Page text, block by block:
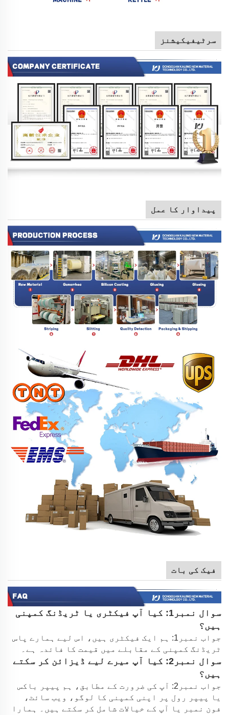
سرٹیفیکیشنز
پیداوار کا عمل
فیک کی بات
سوال نمبر1: کیا آپ فیکٹری یا ٹریڈنگ کمپنی
ہیں؟
جواب نمبر1: ہم ایک فیکٹری ہیں، اس لیے ہمارے پاس
ٹریڈنگ کمپنی کے مقابلے میں قیمت کا فائدہ ہے۔
سوال نمبر2: کیا آپ میرے لیے ڈیزائن کر سکتے
ہیں؟
جواب نمبر2: آپ کی ضرورت کے مطابق، ہم پیپر باکس
یا پیپر رول پر اپنی کمپنی کا لوگو، ویب سائٹ،
فون نمبر یا آپ کے خیالات شامل کر سکتے ہیں۔ ہمارا